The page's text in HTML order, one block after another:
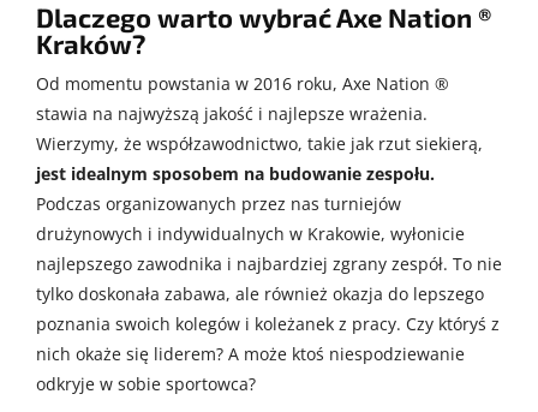
Dlaczego warto wybrać Axe Nation ®
Kraków?
Od momentu powstania w 2016 roku, Axe Nation ®
stawia na najwyższą jakość i najlepsze wrażenia.
Wierzymy, że współzawodnictwo, takie jak rzut siekierą,
jest idealnym sposobem na budowanie zespołu.
Podczas organizowanych przez nas turniejów
drużynowych i indywidualnych w Krakowie, wyłonicie
najlepszego zawodnika i najbardziej zgrany zespół. To nie
tylko doskonała zabawa, ale również okazja do lepszego
poznania swoich kolegów i koleżanek z pracy. Czy któryś z
nich okaże się liderem? A może ktoś niespodziewanie
odkryje w sobie sportowca?